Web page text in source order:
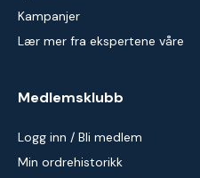
Kampanjer
Lær mer fra ekspertene våre
Medlemsklubb
Logg inn / Bli medlem
Min ordrehistorikk